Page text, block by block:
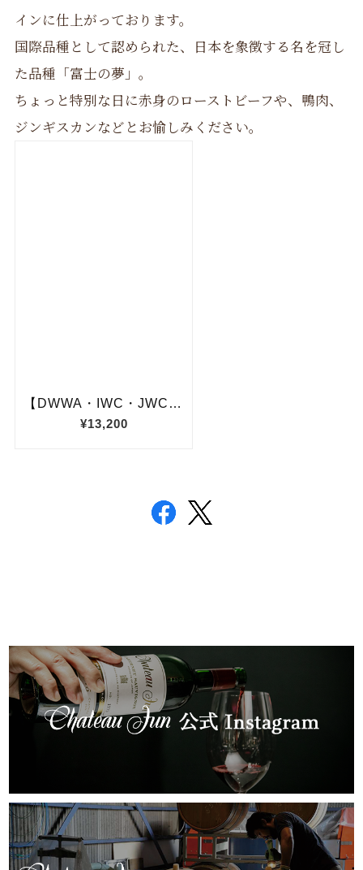
インに仕上がっております。
国際品種として認められた、日本を象徴する名を冠し
た品種「富士の夢」。
ちょっと特別な日に赤身のローストビーフや、鴨肉、
ジンギスカンなどとお愉しみください。